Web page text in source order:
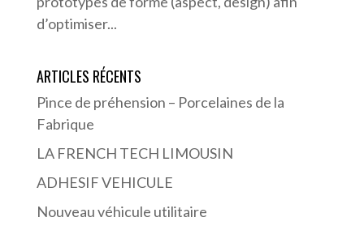
d’optimiser...
ARTICLES RÉCENTS
Pince de préhension – Porcelaines de la
Fabrique
LA FRENCH TECH LIMOUSIN
ADHESIF VEHICULE
Nouveau véhicule utilitaire